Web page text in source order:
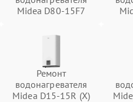
Midea D80-15F7
Ремонт
водонагревателя
Midea D15-15R (X)